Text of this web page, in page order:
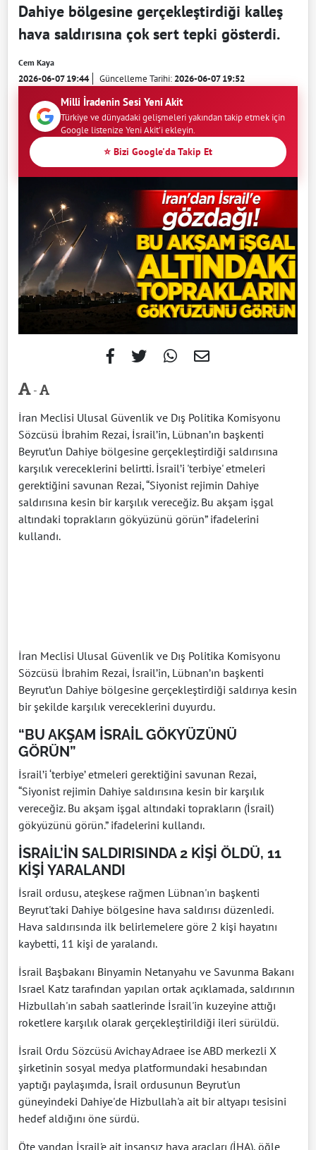
Dahiye bölgesine gerçekleştirdiği kalleş
hava saldırısına çok sert tepki gösterdi.
Cem Kaya
2026-06-07 19:44 Güncelleme Tarihi:2026-06-07 19:52
Milli İradenin Sesi Yeni Akit
Türkiye ve dünyadaki gelişmeleri yakından takip etmek için
Google listenize Yeni Akit'i ekleyin.
⭐ Bizi Google'da Takip Et
-
İran Meclisi Ulusal Güvenlik ve Dış Politika Komisyonu
Sözcüsü İbrahim Rezai, İsrail’in, Lübnan’ın başkenti
Beyrut’un Dahiye bölgesine gerçekleştirdiği saldırısına
karşılık vereceklerini belirtti. İsrail’i 'terbiye' etmeleri
gerektiğini savunan Rezai, “Siyonist rejimin Dahiye
saldırısına kesin bir karşılık vereceğiz. Bu akşam işgal
altındaki toprakların gökyüzünü görün” ifadelerini
kullandı.
İran Meclisi Ulusal Güvenlik ve Dış Politika Komisyonu
Sözcüsü İbrahim Rezai, İsrail’in, Lübnan’ın başkenti
Beyrut’un Dahiye bölgesine gerçekleştirdiği saldırıya kesin
bir şekilde karşılık vereceklerini duyurdu.
“BU AKŞAM İSRAİL GÖKYÜZÜNÜ
GÖRÜN”
İsrail’i ‘terbiye’ etmeleri gerektiğini savunan Rezai,
“Siyonist rejimin Dahiye saldırısına kesin bir karşılık
vereceğiz. Bu akşam işgal altındaki toprakların (İsrail)
gökyüzünü görün.” ifadelerini kullandı.
İSRAİL’İN SALDIRISINDA 2 KİŞİ ÖLDÜ, 11
KİŞİ YARALANDI
İsrail ordusu, ateşkese rağmen Lübnan'ın başkenti
Beyrut'taki Dahiye bölgesine hava saldırısı düzenledi.
Hava saldırısında ilk belirlemelere göre 2 kişi hayatını
kaybetti, 11 kişi de yaralandı.
İsrail Başbakanı Binyamin Netanyahu ve Savunma Bakanı
Israel Katz tarafından yapılan ortak açıklamada, saldırının
Hizbullah'ın sabah saatlerinde İsrail'in kuzeyine attığı
roketlere karşılık olarak gerçekleştirildiği ileri sürüldü.
İsrail Ordu Sözcüsü Avichay Adraee ise ABD merkezli X
şirketinin sosyal medya platformundaki hesabından
yaptığı paylaşımda, İsrail ordusunun Beyrut'un
güneyindeki Dahiye'de Hizbullah'a ait bir altyapı tesisini
hedef aldığını öne sürdü.
Öte yandan İsrail'e ait insansız hava araçları (İHA), öğle